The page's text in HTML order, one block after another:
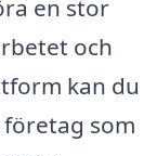
en stor
och
kan du
som